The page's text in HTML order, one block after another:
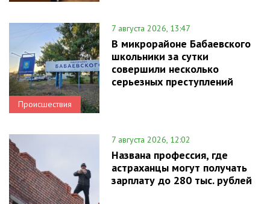
Происшествия
7 августа 2026, 13:47
В микрорайоне Бабаевского
школьники за сутки
совершили несколько
серьезных преступлений
7 августа 2026, 12:02
Названа профессия, где
астраханцы могут получать
зарплату до 280 тыс. рублей